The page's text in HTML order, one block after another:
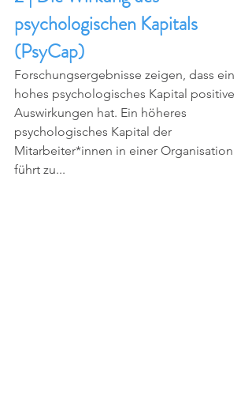
psychologischen Kapitals
(PsyCap)
Forschungsergebnisse zeigen, dass ein
hohes psychologisches Kapital positive
Auswirkungen hat. Ein höheres
psychologisches Kapital der
Mitarbeiter*innen in einer Organisation
führt zu...